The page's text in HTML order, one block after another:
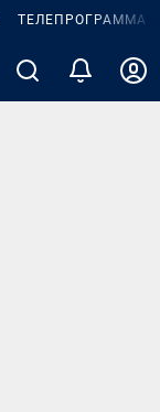
ТЕЛЕПРОГРАММА